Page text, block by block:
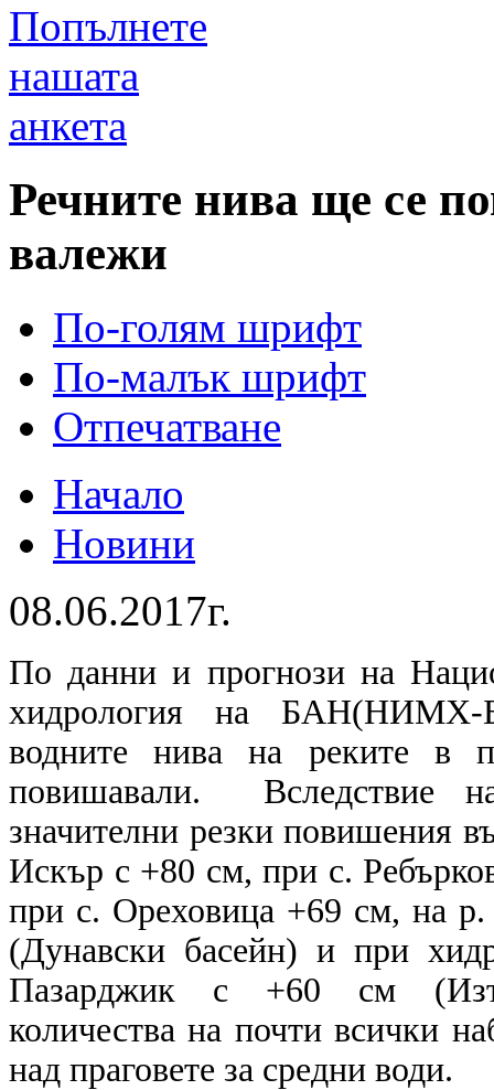
Попълнете
нашата
анкета
Речните нива ще се
валежи
По-голям шрифт
По-малък шрифт
Отпечатване
Начало
Новини
08.06.2017г.
По данни и прогнози на
хидрология на БАН(НИМХ-
водните нива на реките в
повишавали. Вследствие
значителни резки повишения
Искър с +80 см, при с.
при с. Ореховица +69 см, на
(Дунавски басейн) и при
Пазарджик с +60 см
количества на почти всички
над праговете за средни води.